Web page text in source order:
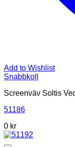
Add to Wishlist
Snabbkoll
Screenväv Soltis
51186
0 kr